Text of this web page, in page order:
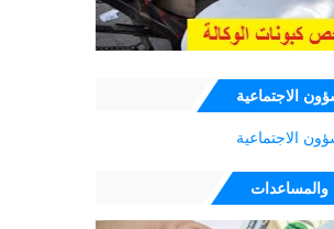
الاجتماعية
والمساعدات